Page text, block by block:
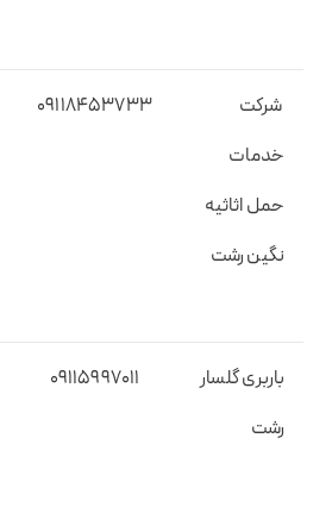
شرکت
خدمات
حمل اثاثیه
نگین رشت
09118453733
باربری گلسار
رشت
09115997011